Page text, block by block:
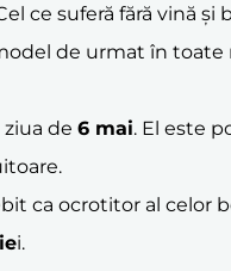
ce suferă fără vină și
de urmat în toate
ziua de 6 mai. El este
ca ocrotitor al celor
i.